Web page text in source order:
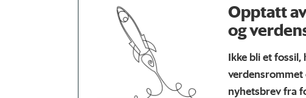
Opptatt
og
Ikke bli et
verdensrommet
nyhetsbrev fra